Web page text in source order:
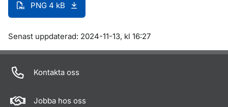
PNG 4 kB
Om sidan
Senast uppdaterad: 2024-11-13, kl 16:27
Kontakta oss
Jobba hos oss